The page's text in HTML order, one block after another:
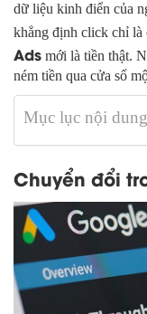
dữ liệu kinh điển của
khẳng định click chỉ là
Ads mới là tiền thật.
ném tiền qua cửa sổ
Mục lục nội dung
Chuyển đổi